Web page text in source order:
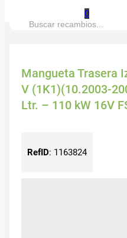
0
Buscar:
Mangueta Trasera
V (1K1)(10.2003-
Ltr. – 110 kW 16V
RefID: 1163824